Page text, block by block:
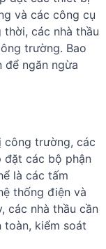
và các công cụ
các nhà thầu
trường. Bao
để ngăn ngừa
công trường, các
đặt các bộ phận
là các tấm
thống điện và
các nhà thầu cần
toàn, kiểm soát